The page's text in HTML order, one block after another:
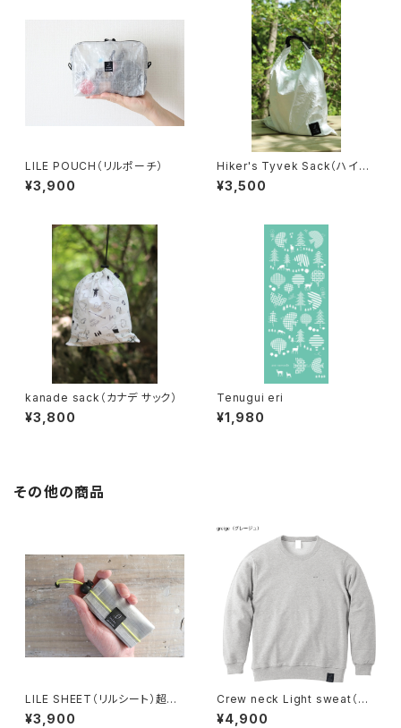
LILE POUCH（リルポーチ）
¥3,900
Hiker's Tyvek Sack（ハイカ
ーズ タイベックサック）
¥3,500
kanade sack（カナデ サック）
¥3,800
Tenugui eri
¥1,980
その他の商品
LILE SHEET（リルシート）超軽
量・撥水レジャーシート
¥3,900
Crew neck Light sweat（ク
ルーネック・ライトスウェット）
¥4,900